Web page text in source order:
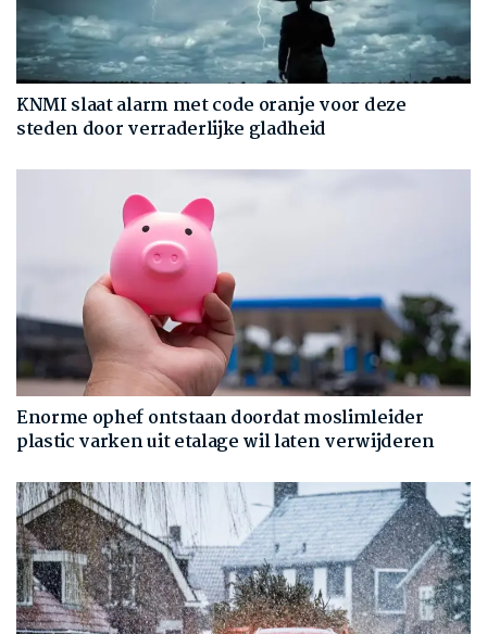
KNMI slaat alarm met code oranje voor deze
steden door verraderlijke gladheid
Enorme ophef ontstaan doordat moslimleider
plastic varken uit etalage wil laten verwijderen